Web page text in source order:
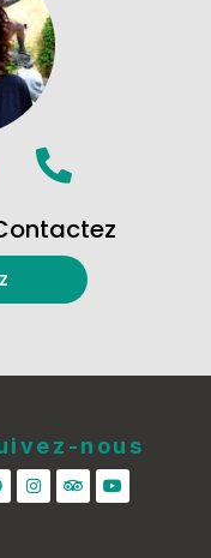
nous